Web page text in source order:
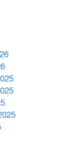
পর ফোন তারেক